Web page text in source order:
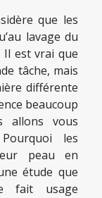
que les
lavage du
Il est vrai que
tâche, mais
différente
beaucoup
allons vous
les
peau en
étude que
fait usage